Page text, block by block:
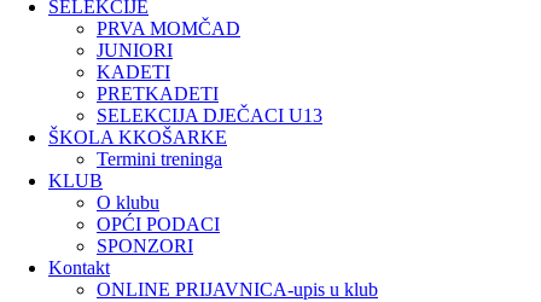
SELEKCIJE
PRVA MOMČAD
JUNIORI
KADETI
PRETKADETI
SELEKCIJA DJEČACI U13
ŠKOLA KKOŠARKE
Termini treninga
KLUB
O klubu
OPĆI PODACI
SPONZORI
Kontakt
ONLINE PRIJAVNICA-upis u klub